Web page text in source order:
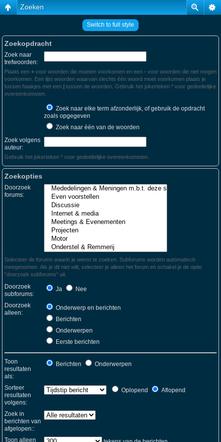
Zoeken
Switch to full style
Zoekopdracht
Zoek naar
trefwoorden:
Plaats een + voor woorden die moeten voorkomen en een - voor woorden die niet mogen
voorkomen. Een lijst woorden waarvan slechts één woord moet voorkomen plaats je
tussen haakjes met een | tussen de woorden. Gebruik het jokerteken * voor gedeeltelijke
overeenkomsten.
Zoek naar elke term afzonderlijk, of gebruik de opdracht
zoals opgegeven
Zoek naar één van de woorden
Zoek volgens
auteur:
Gebruik het jokerteken * voor gedeeltelijke overeenkomsten.
Zoekopties
Doorzoek
forums:
Selecteer de forums waarin je wenst te zoeken. Subforums worden automatisch
meegenomen. Als je dit niet wilt, selecteer je alleen het forum en schakel je de optie
“doorzoek subforums“ uit.
Doorzoek
subforums:
Ja Nee
Doorzoek
alleen:
Onderwerp en berichten
Berichten
Onderwerpen
Eerste berichten
Toon
resultaten
als:
Berichten Onderwerpen
Sorteer
resultaten
volgens:
Oplopend Aflopend
Zoek in
berichten van
afgelopen::
Toon alleen